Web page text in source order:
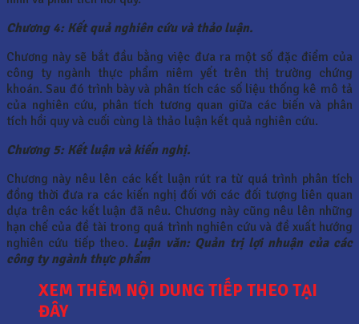
Chương 4: Kết quả nghiên cứu và thảo luận.
Chương này sẽ bắt đầu bằng việc đưa ra một số đặc điểm của
công ty ngành thực phẩm niêm yết trên thị trường chứng
khoán. Sau đó trình bày và phân tích các số liệu thống kê mô tả
của nghiên cứu, phân tích tương quan giữa các biến và phân
tích hồi quy và cuối cùng là thảo luận kết quả nghiên cứu.
Chương 5: Kết luận và kiến nghị.
Chương này nêu lên các kết luận rút ra từ quá trình phân tích
đồng thời đưa ra các kiến nghị đối với các đối tượng liên quan
dựa trên các kết luận đã nêu. Chương này cũng nêu lên những
hạn chế của đề tài trong quá trình nghiên cứu và đề xuất hướng
nghiên cứu tiếp theo. Luận văn: Quản trị lợi nhuận của các
công ty ngành thực phẩm
XEM THÊM NỘI DUNG TIẾP THEO TẠI
ĐÂY